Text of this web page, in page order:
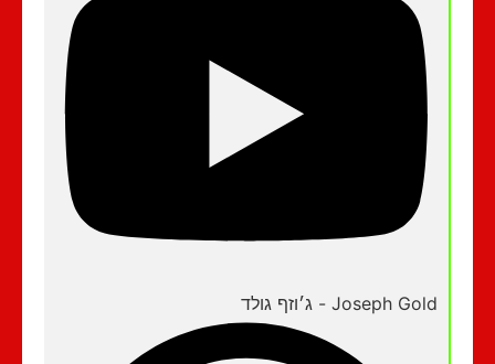
Joseph Gold - ג׳וזף גולד